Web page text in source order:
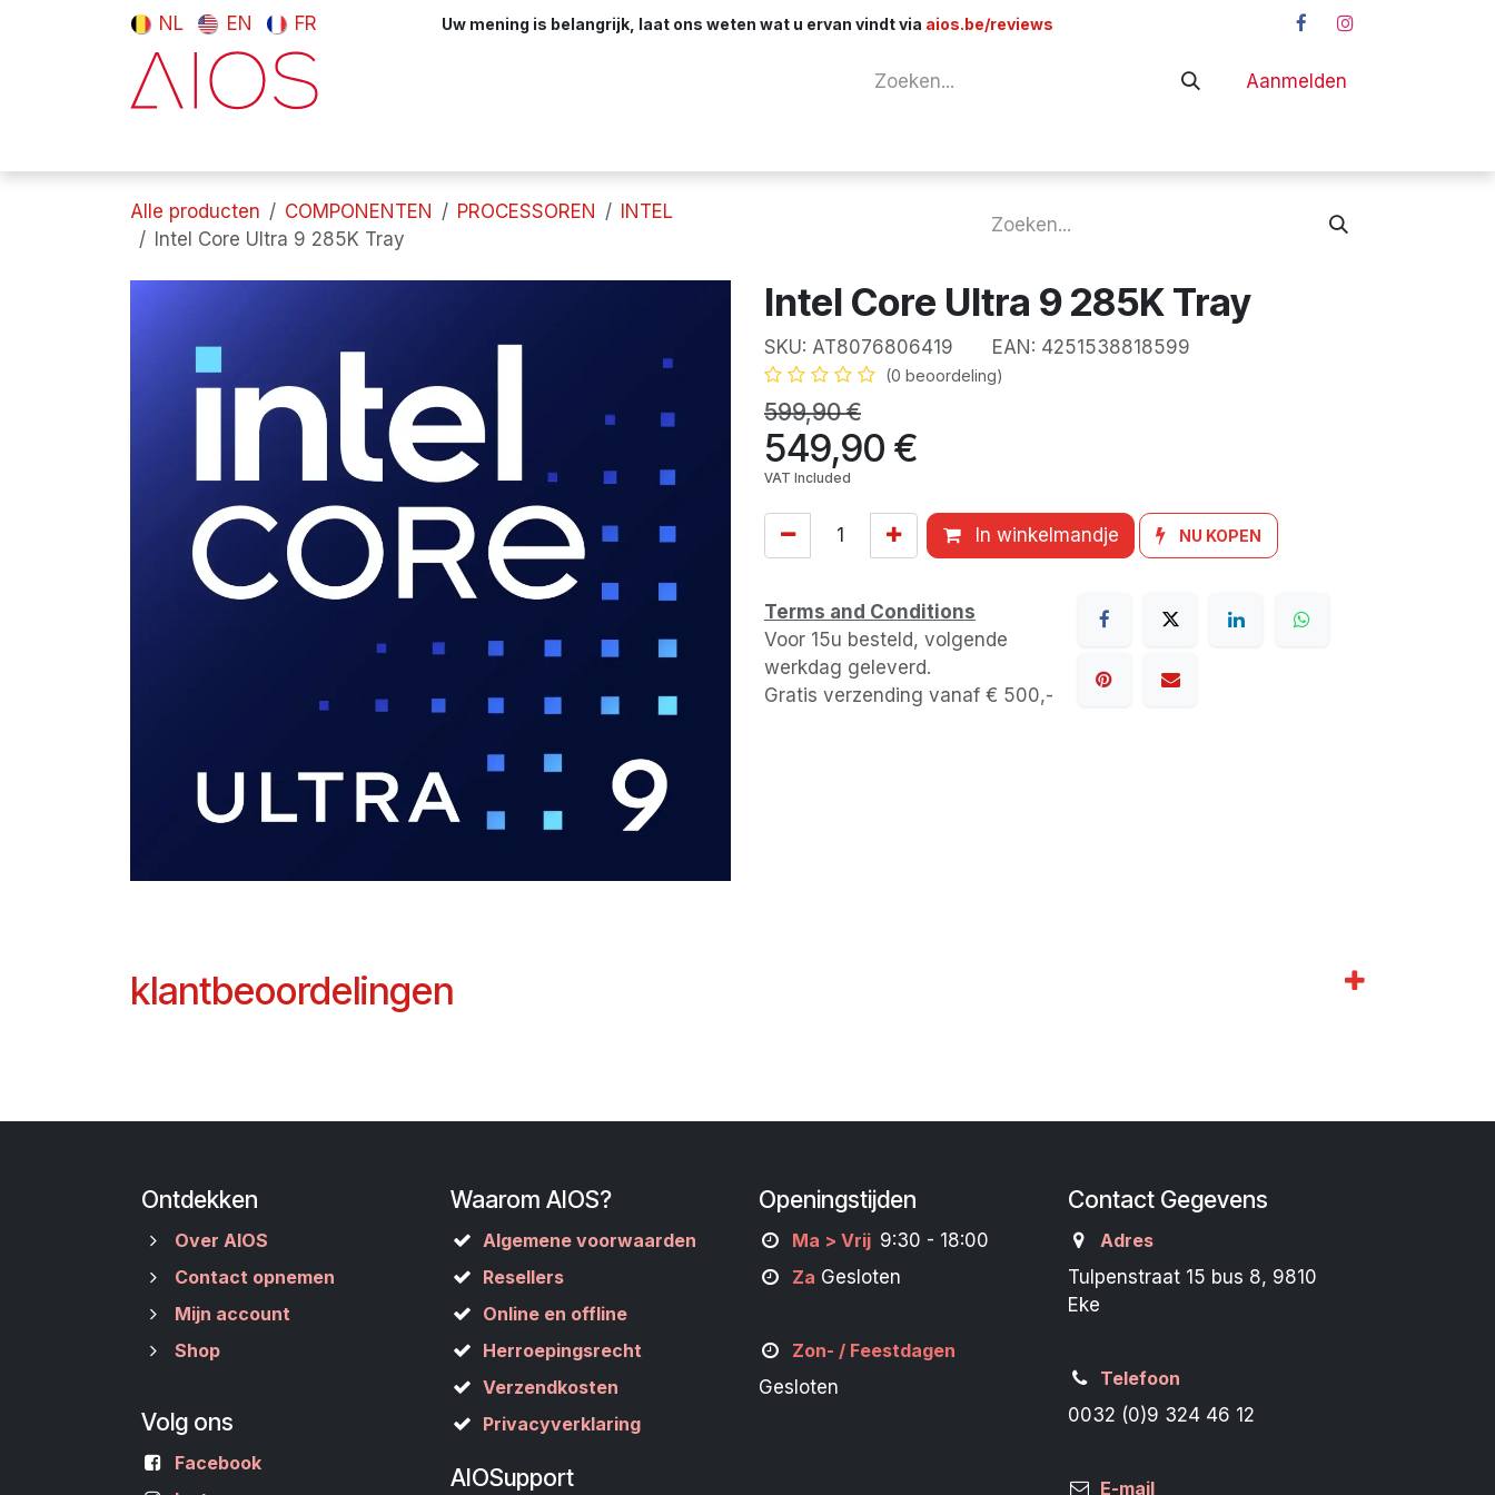
Overslaan naar inhoud
NL EN FR Uw mening is belangrijk, laat ons weten wat u ervan vindt via aios.be/reviews
Aanmelden
Alle producten COMPONENTEN PROCESSOREN
INTEL
Intel Core Ultra 9 285K Tray
Intel Core Ultra 9 285K Tray
SKU: AT8076806419 EAN: 4251538818599
(0 beoordeling)
599,90€
549,90 €
VAT Included
In winkelmandje NU KOPEN
Terms and Conditions
Voor 15u besteld, volgende
werkdag geleverd.
Gratis verzending vanaf € 500,-
klantbeoordelingen
Ontdekken
Over AIOS
Contact opnemen
Mijn account
Shop
Waarom AIOS?
Algemene voorwaarden
Resellers
Online en offline
Herroepingsrecht
Verzendkosten
Privacyverklaring
Openingstijden
Ma > Vrij 9:30 - 18:00
Za Gesloten
Zon- / Feestdagen
Gesloten
Contact Gegevens
Adres
Tulpenstraat 15 bus 8, 9810
Eke
Telefoon
0032 (0)9 324 46 12
E-mail
Volg ons
Facebook
AIOSupport